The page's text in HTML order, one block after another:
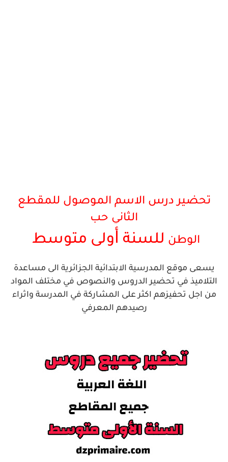
تحضير درس الاسم الموصول للمقطع
الثاني حب
الوطن للسنة أولى متوسط
يسعى موقع المدرسية الابتدائية الجزائرية الى مساعدة
التلاميذ في تحضير الدروس والنصوص في مختلف المواد
من اجل تحفيزهم اكثر على المشاركة في المدرسة واثراء
رصيدهم المعرفي